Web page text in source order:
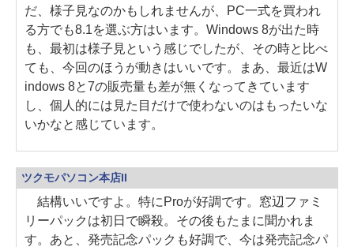
だ、様子見なのかもしれませんが、PC一式を買われ
る方でも8.1を選ぶ方はいます。Windows 8が出た時
も、最初は様子見という感じでしたが、その時と比べ
ても、今回のほうが動きはいいです。まあ、最近はW
indows 8と7の販売量も差が無くなってきています
し、個人的には見た目だけで使わないのはもったいな
いかなと感じています。
ツクモパソコン本店II
結構いいですよ。特にProが好調です。窓辺ファミ
リーパックは初日で瞬殺。その後もたまに聞かれま
す。あと、発売記念パックも好調で、今は発売記念パ